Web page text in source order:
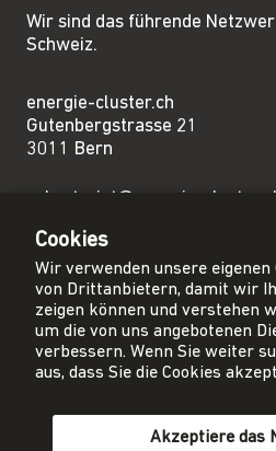
Wir sind das führende
Schweiz.
energie-cluster.ch
Gutenbergstrasse 21
3011 Bern
sekretariat@energie-cluster.ch
Privacy Policy
Impressum
AGB
Mitglied werden
Cookies
Wir verwenden unsere eigenen
von Drittanbietern, damit wir
zeigen können und verstehen
um die von uns angebotenen
verbessern. Wenn Sie weiter
aus, dass Sie die Cookies
Akzeptiere das